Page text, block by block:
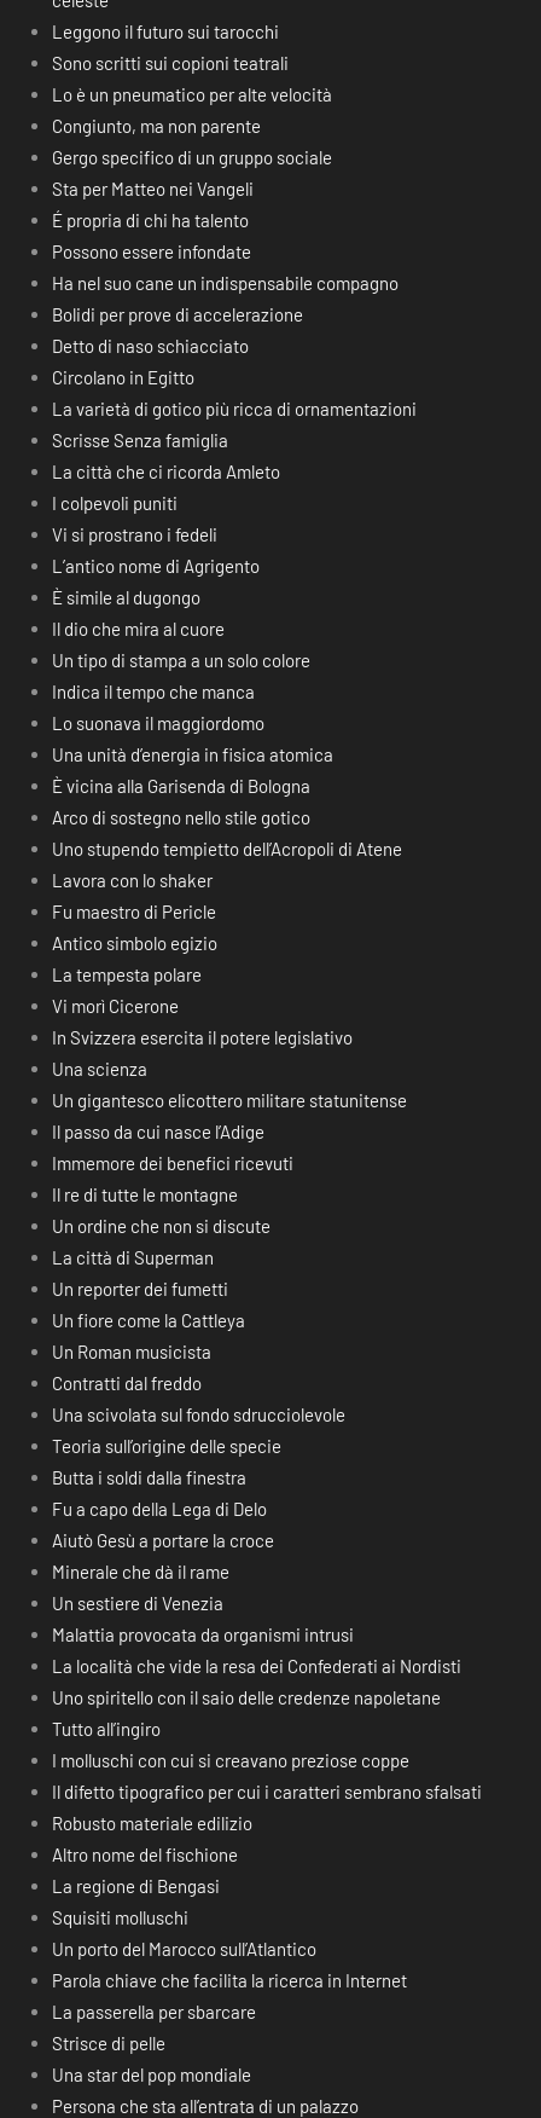
Leggono il futuro sui tarocchi
Sono scritti sui copioni teatrali
Lo è un pneumatico per alte velocità
Congiunto, ma non parente
Gergo specifico di un gruppo sociale
Sta per Matteo nei Vangeli
É propria di chi ha talento
Possono essere infondate
Ha nel suo cane un indispensabile compagno
Bolidi per prove di accelerazione
Detto di naso schiacciato
Circolano in Egitto
La varietà di gotico più ricca di ornamentazioni
Scrisse Senza famiglia
La città che ci ricorda Amleto
I colpevoli puniti
Vi si prostrano i fedeli
L’antico nome di Agrigento
È simile al dugongo
Il dio che mira al cuore
Un tipo di stampa a un solo colore
Indica il tempo che manca
Lo suonava il maggiordomo
Una unità d’energia in fisica atomica
È vicina alla Garisenda di Bologna
Arco di sostegno nello stile gotico
Uno stupendo tempietto dell’Acropoli di Atene
Lavora con lo shaker
Fu maestro di Pericle
Antico simbolo egizio
La tempesta polare
Vi morì Cicerone
In Svizzera esercita il potere legislativo
Una scienza
Un gigantesco elicottero militare statunitense
Il passo da cui nasce l’Adige
Immemore dei benefici ricevuti
Il re di tutte le montagne
Un ordine che non si discute
La città di Superman
Un reporter dei fumetti
Un fiore come la Cattleya
Un Roman musicista
Contratti dal freddo
Una scivolata sul fondo sdrucciolevole
Teoria sull’origine delle specie
Butta i soldi dalla finestra
Fu a capo della Lega di Delo
Aiutò Gesù a portare la croce
Minerale che dà il rame
Un sestiere di Venezia
Malattia provocata da organismi intrusi
La località che vide la resa dei Confederati ai Nordisti
Uno spiritello con il saio delle credenze napoletane
Tutto all’ingiro
I molluschi con cui si creavano preziose coppe
Il difetto tipografico per cui i caratteri sembrano sfalsati
Robusto materiale edilizio
Altro nome del fischione
La regione di Bengasi
Squisiti molluschi
Un porto del Marocco sull’Atlantico
Parola chiave che facilita la ricerca in Internet
La passerella per sbarcare
Strisce di pelle
Una star del pop mondiale
Persona che sta all’entrata di un palazzo